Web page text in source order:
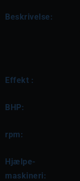
Beskrivelse:
Effekt :
BHP:
rpm:
Hjælpe-
maskineri: